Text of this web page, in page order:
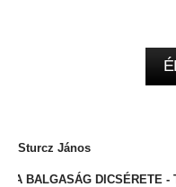
Sturcz János
A BALGASÁG DICSÉRETE